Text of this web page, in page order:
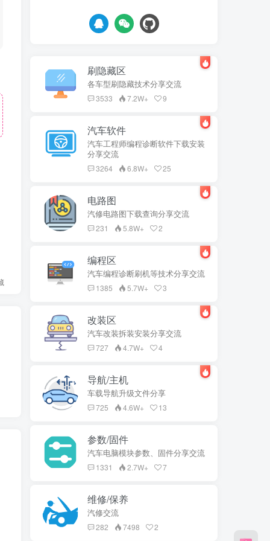
刷隐藏区
各车型刷隐藏技术分享交流
3533 7.2W+ 9
汽车软件
汽车工程师编程诊断软件下载安装
分享交流
3264 6.8W+ 25
电路图
汽修电路图下载查询分享交流
231 5.8W+ 2
编程区
汽车编程诊断刷机等技术分享交流
1385 5.7W+ 3
改装区
汽车改装拆装安装分享交流
727 4.7W+ 4
导航/主机
车载导航升级文件分享
725 4.6W+ 13
参数/固件
汽车电脑模块参数、固件分享交流
1331 2.7W+ 7
维修/保养
汽修交流
282 7498 2